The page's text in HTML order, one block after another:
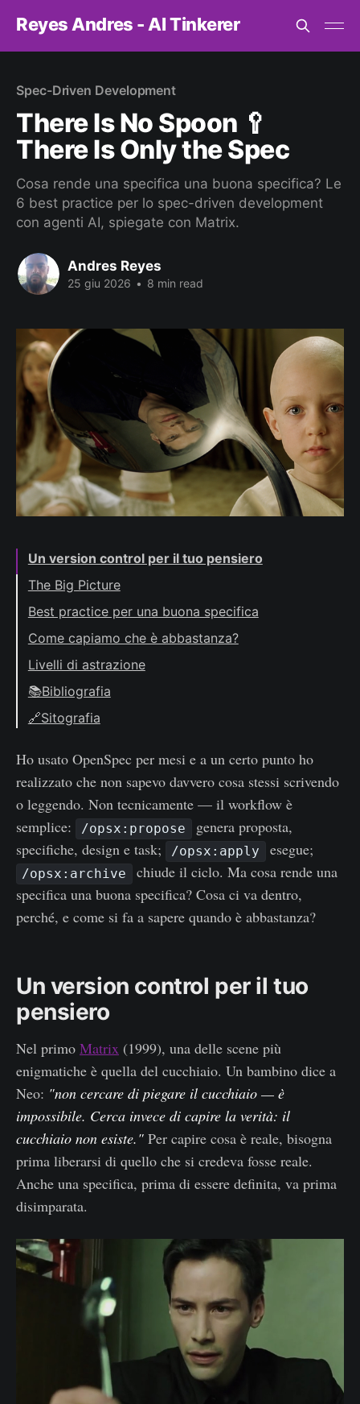
Reyes Andres - AI Tinkerer
Spec-Driven Development
There Is No Spoon 🥄
There Is Only the Spec
Cosa rende una specifica una buona specifica? Le
6 best practice per lo spec-driven development
con agenti AI, spiegate con Matrix.
Andres Reyes
25 giu 2026 • 8 min read
Un version control per il tuo pensiero
The Big Picture
Best practice per una buona specifica
1. Risultati attesi osservabili
2. Confini in-scope e out-of-scope
3. Vincoli e assunzioni
4. Decisioni già prese
6. Criteri di verifica
Come capiamo che è abbastanza?
Livelli di astrazione
📚Bibliografia
2006
🔗Sitografia
2026
Ho usato OpenSpec per mesi e a un certo punto ho
realizzato che non sapevo davvero cosa stessi scrivendo
o leggendo. Non tecnicamente — il workflow è
semplice:
/opsx:propose
genera proposta,
specifiche, design e task;
/opsx:apply esegue;
/opsx:archive
chiude il ciclo. Ma cosa rende una
specifica una buona specifica? Cosa ci va dentro,
perché, e come si fa a sapere quando è abbastanza?
Un version control per il tuo
pensiero
Nel primo Matrix (1999), una delle scene più
enigmatiche è quella del cucchiaio. Un bambino dice a
Neo: "non cercare di piegare il cucchiaio — è
impossibile. Cerca invece di capire la verità: il
cucchiaio non esiste." Per capire cosa è reale, bisogna
prima liberarsi di quello che si credeva fosse reale.
Anche una specifica, prima di essere definita, va prima
disimparata.